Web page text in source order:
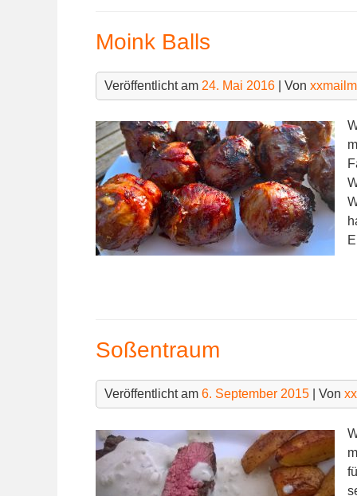
Moink Balls
Veröffentlicht am 24. Mai 2016 | Von
Soßentraum
Veröffentlicht am 6. September 2015 | Von